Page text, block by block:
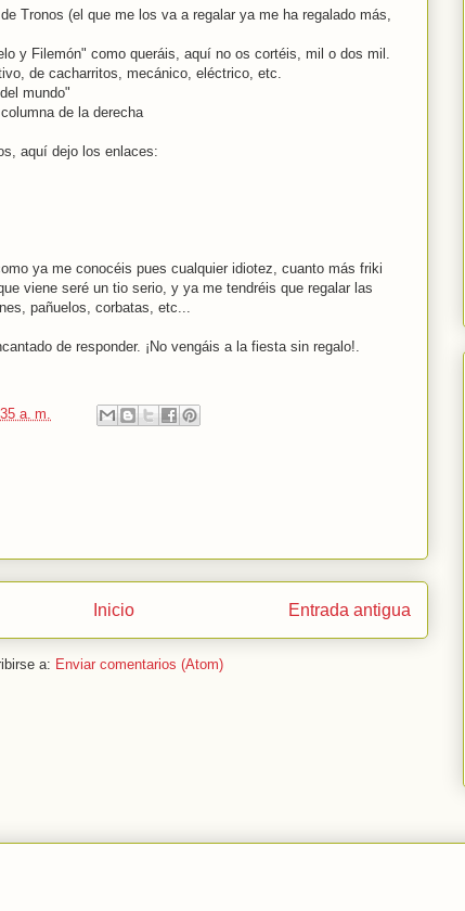
Tronos (el que me los va a regalar ya me ha regalado más,
y Filemón" como queráis, aquí no os cortéis, mil o dos mil.
de cacharritos, mecánico, eléctrico, etc.
mundo"
de la derecha
aquí dejo los enlaces:
ya me conocéis pues cualquier idiotez, cuanto más friki
viene seré un tio serio, y ya me tendréis que regalar las
pañuelos, corbatas, etc...
de responder. ¡No vengáis a la fiesta sin regalo!.
a. m.
Entrada antigua
Inicio
a: Enviar comentarios (Atom)